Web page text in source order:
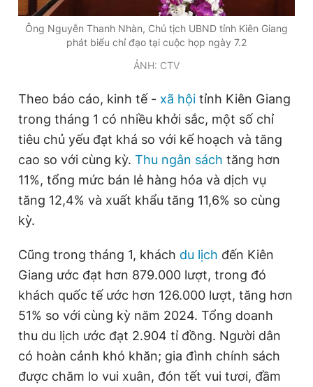
Hotline
0906 645 777
Liên hệ quảng cáo
0908 780 404
Tổng biên tập: Nguyễn Ngọc Toàn
Phó tổng biên tập thường trực: Hải Thành
Phó tổng biên tập: Lâm Hiếu Dũng
Phó tổng biên tập: Trần Việt Hưng
Tổng thư ký tòa soạn: Đức Trung
Giấy phép xuất bản số 110/GP - BTTTT cấp ngày 24.3.2020
© 2003-2026 Bản quyền thuộc về Báo Thanh Niên. Cấm sao
chép dưới mọi hình thức nếu không có sự chấp thuận bằng văn
bản. Phát triển bởi ePi Technologies, JSC.
Ông Nguyễn Thanh Nhàn, Chủ tịch UBND tỉnh Kiên Giang
phát biểu chỉ đạo tại cuộc họp ngày 7.2
ẢNH: CTV
Theo báo cáo, kinh tế - xã hội tỉnh Kiên Giang
trong tháng 1 có nhiều khởi sắc, một số chỉ
tiêu chủ yếu đạt khá so với kế hoạch và tăng
cao so với cùng kỳ. Thu ngân sách tăng hơn
11%, tổng mức bán lẻ hàng hóa và dịch vụ
tăng 12,4% và xuất khẩu tăng 11,6% so cùng
kỳ.
Cũng trong tháng 1, khách du lịch đến Kiên
Giang ước đạt hơn 879.000 lượt, trong đó
khách quốc tế ước hơn 126.000 lượt, tăng hơn
51% so với cùng kỳ năm 2024. Tổng doanh
thu du lịch ước đạt 2.904 tỉ đồng. Người dân
có hoàn cảnh khó khăn; gia đình chính sách
được chăm lo vui xuân, đón tết vui tươi, đầm